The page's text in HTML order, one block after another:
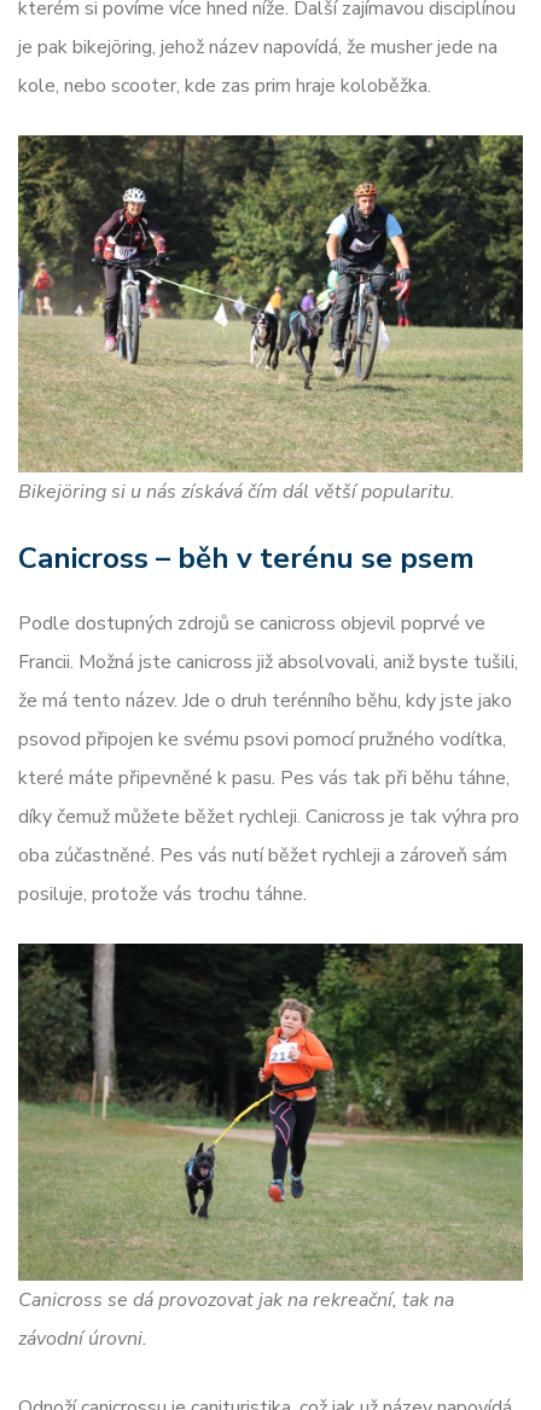
kterém si povíme více hned níže. Další zajímavou disciplínou
je pak bikejöring, jehož název napovídá, že musher jede na
kole, nebo scooter, kde zas prim hraje koloběžka.
Bikejöring si u nás získává čím dál větší popularitu.
Canicross – běh v terénu se psem
Podle dostupných zdrojů se canicross objevil poprvé ve
Francii. Možná jste canicross již absolvovali, aniž byste tušili,
že má tento název. Jde o druh terénního běhu, kdy jste jako
psovod připojen ke svému psovi pomocí pružného vodítka,
které máte připevněné k pasu. Pes vás tak při běhu táhne,
díky čemuž můžete běžet rychleji. Canicross je tak výhra pro
oba zúčastněné. Pes vás nutí běžet rychleji a zároveň sám
posiluje, protože vás trochu táhne.
Canicross se dá provozovat jak na rekreační, tak na
závodní úrovni.